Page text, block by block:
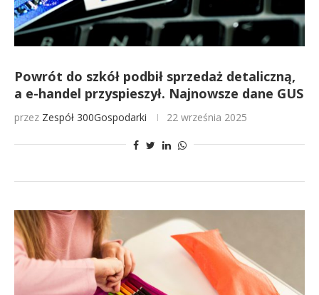
Powrót do szkół podbił sprzedaż detaliczną,
a e-handel przyspieszył. Najnowsze dane GUS
przez Zespół 300Gospodarki 22 września 2025